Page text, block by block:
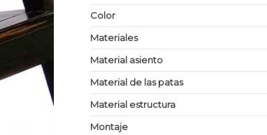
Color
Materiales
Material asiento
Material de las patas
Material estructura
Montaje